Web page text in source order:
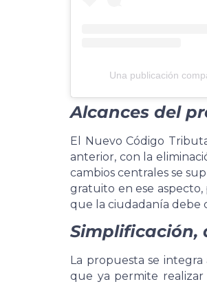
Una publicación
Alcances del
El Nuevo Código
anterior, con la
cambios centrales se
gratuito en ese aspecto,
que la ciudadanía debe
Simplificación,
La propuesta se
que ya permite realizar